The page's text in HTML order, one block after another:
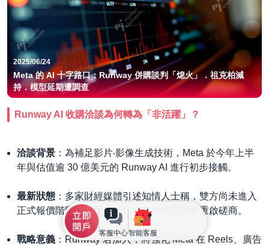
客服中心智能客服
2025/06/24
Meta 的 AI 十字路口：Runway 併購談判「熄火」．祖克柏減
持．模型延期遭調查
Runway AI 收購洽談為何轉為「非活躍」？
洽談背景 ：為補足影片‧影像生成技術，Meta 於今年上半
年與估值逾 30 億美元的 Runway AI 進行初步接觸。
最新狀態 ：多家財經媒體引述知情人士稱，雙方尚未進入
正式報價階段，即暫停進程；目前無時間表重啟磋商。
戰略意義 ：Runway 若加入，將強化 Meta 在 Reels、廣告